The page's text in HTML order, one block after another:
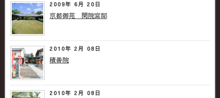
2009年 6月 20日
京都御苑 閑院宮邸
2010年 2月 08日
積善院
2010年 2月 08日